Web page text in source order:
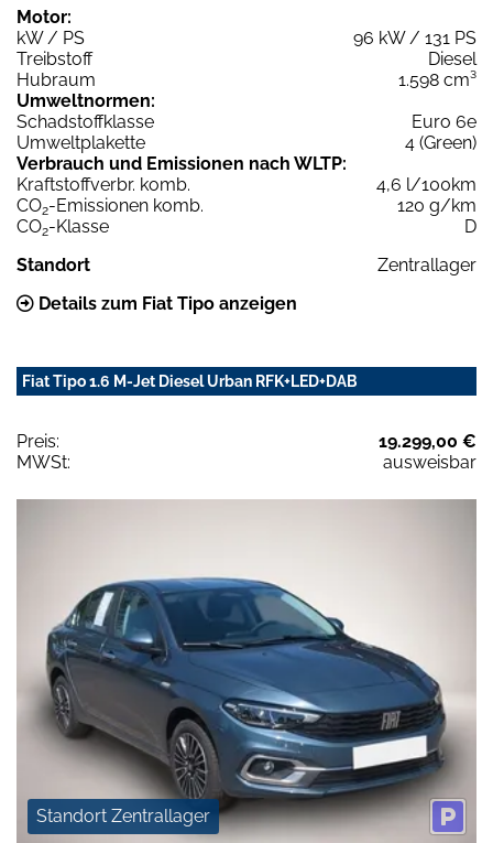
Motor:
kW / PS
96 kW / 131 PS
Treibstoff
Diesel
Hubraum
1.598 cm³
Umweltnormen:
Schadstoffklasse
Euro 6e
Umweltplakette
4 (Green)
Verbrauch und Emissionen nach WLTP:
Kraftstoffverbr. komb.
4,6 l/100km
CO2-Emissionen komb.
120 g/km
CO2-Klasse
D
Standort
Zentrallager
Details zum Fiat Tipo anzeigen
Fiat Tipo 1.6 M-Jet Diesel Urban RFK+LED+DAB
Preis:
19.299,00 €
MWSt:
ausweisbar
Standort Zentrallager